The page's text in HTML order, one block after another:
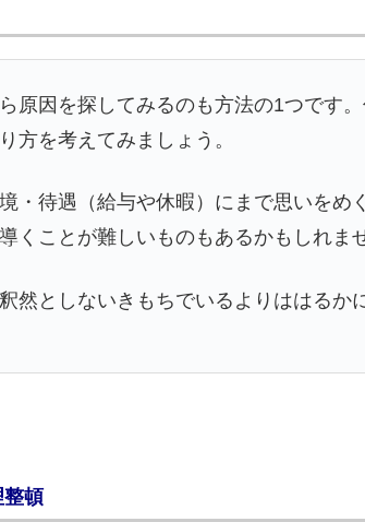
原因を探してみるのも方法の1つです
方を考えてみましょう。
・待遇（給与や休暇）にまで思いをめ
くことが難しいものもあるかもしれま
然としないきもちでいるよりははるか
整頓